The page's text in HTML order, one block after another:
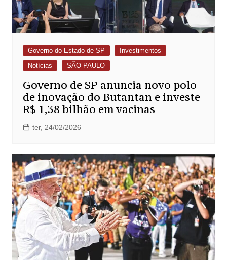
Governo do Estado de SP
Investimentos
Notícias
SÃO PAULO
Governo de SP anuncia novo polo
de inovação do Butantan e investe
R$ 1,38 bilhão em vacinas
ter, 24/02/2026